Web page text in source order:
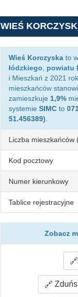
WIEŚ
Wieś Korczyska to
łódzkiego
powiatu
i Mieszkań z 2021
mieszkańców
zamieszkuje 1,9%
systemie SIMC to
51.456389)
Liczba mieszkańców
Kod pocztowy
Numer kierunkowy
Tablice rejestracyjne
Zobacz